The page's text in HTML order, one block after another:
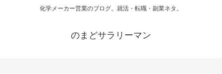
化学メーカー営業のブログ。就活・転職・副業ネタ。
のまどサラリーマン